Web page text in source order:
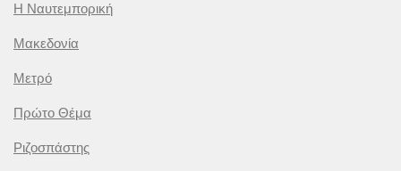
Η Ναυτεμπορική
Μακεδονία
Μετρό
Πρώτο Θέμα
Ριζοσπάστης